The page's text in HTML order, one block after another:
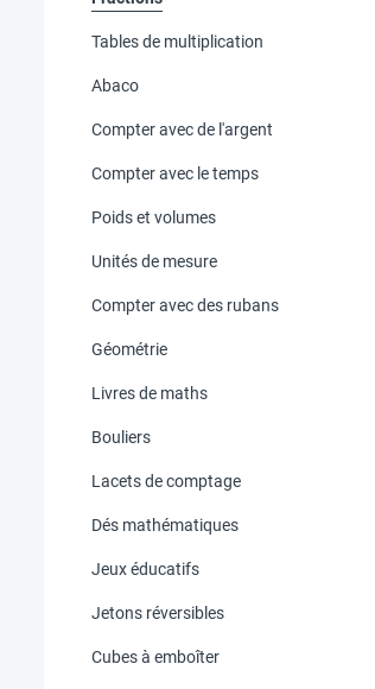
Tables de multiplication
Abaco
Compter avec de l'argent
Compter avec le temps
Poids et volumes
Unités de mesure
Compter avec des rubans
Géométrie
Livres de maths
Bouliers
Lacets de comptage
Dés mathématiques
Jeux éducatifs
Jetons réversibles
Cubes à emboîter